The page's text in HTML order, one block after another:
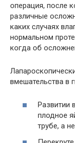
операция, после
различные
каких случаях
нормальном
когда об
вмешательства в
Развитии
плодное
трубе, а